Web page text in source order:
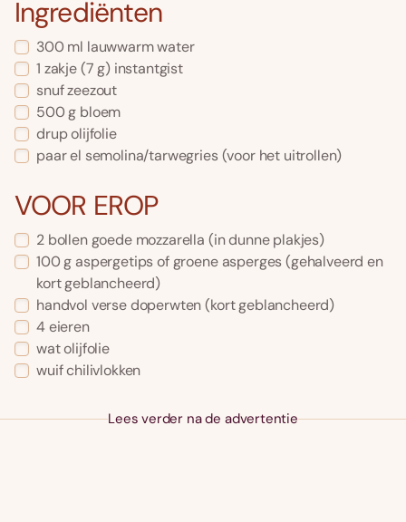
Ingrediënten
300 ml lauwwarm water
1 zakje (7 g) instantgist
snuf zeezout
500 g bloem
drup olijfolie
paar el semolina/tarwegries (voor het uitrollen)
VOOR EROP
2 bollen goede mozzarella (in dunne plakjes)
100 g aspergetips of groene asperges (gehalveerd en
kort geblancheerd)
handvol verse doperwten (kort geblancheerd)
4 eieren
wat olijfolie
wuif chilivlokken
Lees verder na de advertentie